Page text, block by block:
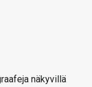
näkyvillä